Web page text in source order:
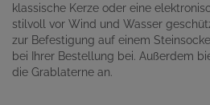
klassische Kerze oder eine
stilvoll vor Wind und Wasser
zur Befestigung auf einem
bei Ihrer Bestellung bei. Außerdem
die Grablaterne an.